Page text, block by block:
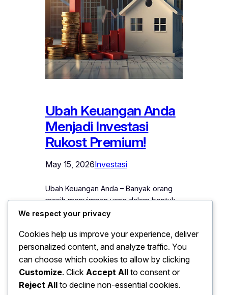
Ubah Keuangan Anda
Menjadi Investasi
Rukost Premium!
May 15, 2026Investasi
Ubah Keuangan Anda – Banyak orang
masih menyimpan uang dalam bentuk
tabungan biasa. Namun, di tengah inflasi
cara tersebut sering kali kurang optimal.
Oleh karena itu, semakin banyak
investor mulai melirik sektor properti
sebagai solusi jangka panjang yang
lebih stabil dan menguntungkan. Salah
We respect your privacy
Cookies help us improve your experience, deliver
personalized content, and analyze traffic. You
can choose which cookies to allow by clicking
Customize. Click Accept All to consent or
Reject All to decline non-essential cookies.